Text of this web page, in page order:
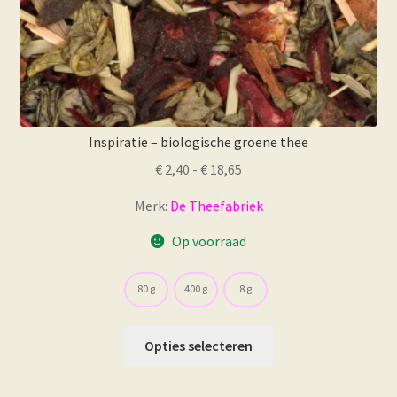
Inspiratie – biologische groene thee
€ 2,40 - € 18,65
tot
€ 18,65
Merk: De Theefabriek
Op voorraad
80 g 400 g 8 g
Opties selecteren